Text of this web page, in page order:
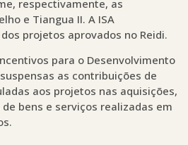
respectivamente, as
e Tiangua II. A ISA
projetos aprovados no Reidi.
para o Desenvolvimento
as contribuições de
aos projetos nas aquisições,
bens e serviços realizadas em